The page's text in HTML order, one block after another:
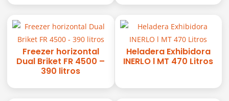
Freezer horizontal
Dual Briket FR 4500 –
390 litros
Heladera Exhibidora
INERLO l MT 470 Litros